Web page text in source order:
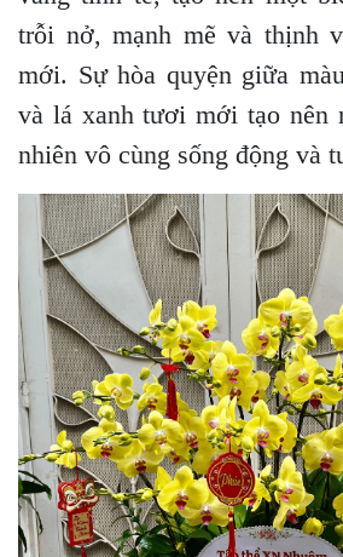
trỗi nở, mạnh mẽ và thịnh
mới. Sự hòa quyện giữa
và lá xanh tươi mới tạo nên
nhiên vô cùng sống động và